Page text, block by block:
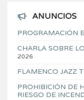
ANUNCIOS
PROGRAMACIÓN
CHARLA SOBRE
2026
FLAMENCO JAZZ
PROHIBICIÓN DE
RIESGO DE